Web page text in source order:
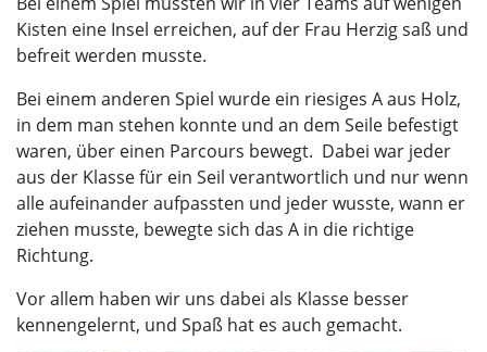
Kisten eine Insel erreichen, auf der Frau Herzig saß und
befreit werden musste.
Bei einem anderen Spiel wurde ein riesiges A aus Holz,
in dem man stehen konnte und an dem Seile befestigt
waren, über einen Parcours bewegt. Dabei war jeder
aus der Klasse für ein Seil verantwortlich und nur wenn
alle aufeinander aufpassten und jeder wusste, wann er
ziehen musste, bewegte sich das A in die richtige
Richtung.
Vor allem haben wir uns dabei als Klasse besser
kennengelernt, und Spaß hat es auch gemacht.